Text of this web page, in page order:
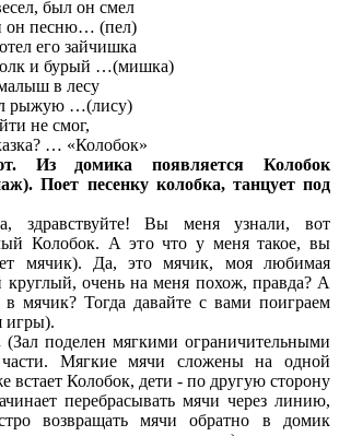
был он смел
он песню… (пел)
его зайчишка
и бурый …(мишка)
в лесу
рыжую …(лису)
не смог,
… «Колобок»
Из домика появляется Колобок
Поет песенку колобка, танцует под
здравствуйте! Вы меня узнали, вот
Колобок. А это что у меня такое, вы
мячик). Да, это мячик, моя любимая
очень на меня похож, правда? А
мячик? Тогда давайте с вами поиграем
игры).
(Зал поделен мягкими ограничительными
Мягкие мячи сложены на одной
встает Колобок, дети - по другую сторону
перебрасывать мячи через линию,
возвращать мячи обратно в домик